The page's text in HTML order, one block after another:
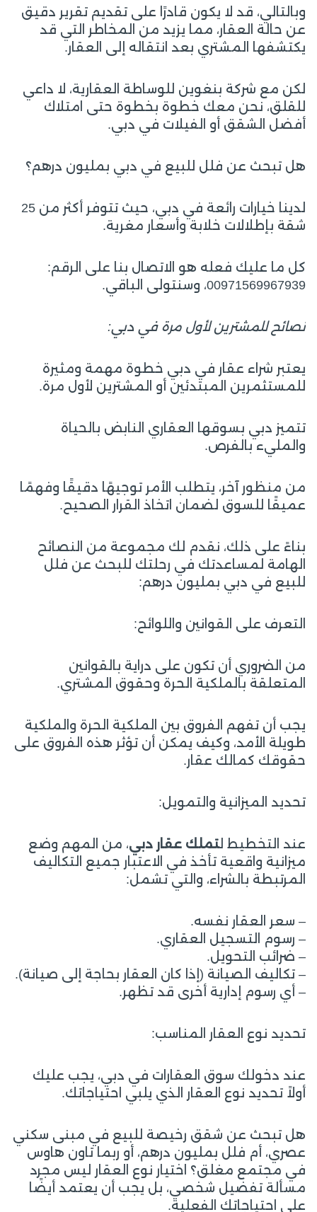
وبالتالي، قد لا يكون قادرًا على تقديم تقرير دقيق
عن حالة العقار، مما يزيد من المخاطر التي قد
يكتشفها المشتري بعد انتقاله إلى العقار.
لكن مع شركة بنغوين للوساطة العقارية، لا داعي
للقلق، نحن معك خطوة بخطوة حتى امتلاك
أفضل الشقق أو الفيلات في دبي.
هل تبحث عن فلل للبيع في دبي بمليون درهم؟
لدينا خيارات رائعة في دبي، حيث تتوفر أكثر من 25
شقة بإطلالات خلابة وأسعار مغرية.
كل ما عليك فعله هو الاتصال بنا على الرقم:
00971569967939، وسنتولى الباقي.
نصائح للمشترين لأول مرة في دبي:
يعتبر شراء عقار في دبي خطوة مهمة ومثيرة
للمستثمرين المبتدئين أو المشترين لأول مرة.
تتميز دبي بسوقها العقاري النابض بالحياة
والمليء بالفرص.
من منظور آخر، يتطلب الأمر توجيهًا دقيقًا وفهمًا
عميقًا للسوق لضمان اتخاذ القرار الصحيح.
بناءً على ذلك، نقدم لك مجموعة من النصائح
الهامة لمساعدتك في رحلتك للبحث عن فلل
للبيع في دبي بمليون درهم:
التعرف على القوانين واللوائح:
من الضروري أن تكون على دراية بالقوانين
المتعلقة بالملكية الحرة وحقوق المشتري.
يجب أن تفهم الفروق بين الملكية الحرة والملكية
طويلة الأمد، وكيف يمكن أن تؤثر هذه الفروق على
حقوقك كمالك عقار.
تحديد الميزانية والتمويل:
عند التخطيط لتملك عقار دبي، من المهم وضع
ميزانية واقعية تأخذ في الاعتبار جميع التكاليف
المرتبطة بالشراء، والتي تشمل:
– سعر العقار نفسه.
– رسوم التسجيل العقاري.
– ضرائب التحويل.
– تكاليف الصيانة (إذا كان العقار بحاجة إلى صيانة).
– أي رسوم إدارية أخرى قد تظهر.
تحديد نوع العقار المناسب:
عند دخولك سوق العقارات في دبي، يجب عليك
أولاً تحديد نوع العقار الذي يلبي احتياجاتك.
هل تبحث عن شقق رخيصة للبيع في مبنى سكني
عصري، أم فلل بمليون درهم، أو ربما تاون هاوس
في مجتمع مغلق؟ اختيار نوع العقار ليس مجرد
مسألة تفضيل شخصي، بل يجب أن يعتمد أيضًا
على احتياجاتك الفعلية.